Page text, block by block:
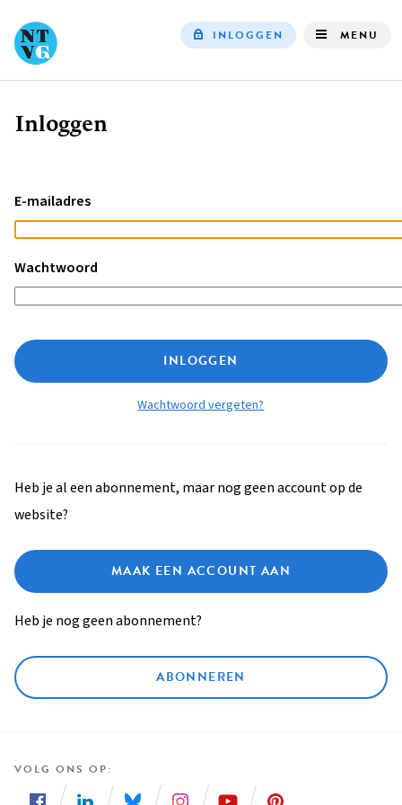
INLOGGEN MENU
Kruimelpad
Inloggen
E-mailadres
Wachtwoord
INLOGGEN
Wachtwoord vergeten?
Heb je al een abonnement, maar nog geen account op de
website?
MAAK EEN ACCOUNT AAN
Heb je nog geen abonnement?
ABONNEREN
VOLG ONS OP